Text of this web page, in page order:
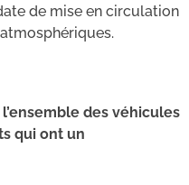
de mise en circulation
des véhicules
qui ont un